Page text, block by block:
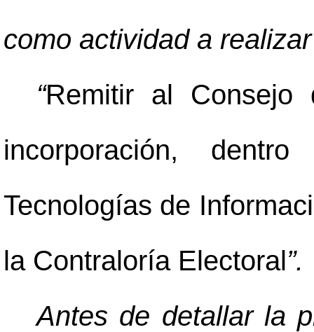
como actividad a
“Remitir al Consejo
incorporación,
Tecnologías de
la Contraloría Electoral”.
Antes de detallar la